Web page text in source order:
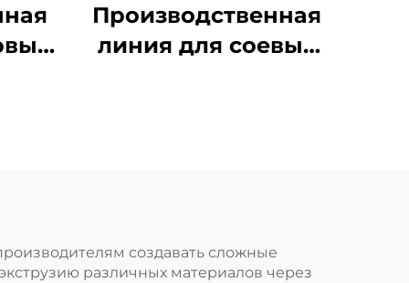
Производственная
линия для соевых
создавать сложные
различных материалов через